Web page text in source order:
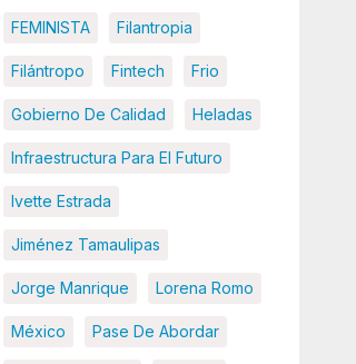
FEMINISTA Filantropia
Filántropo Fintech Frio
Gobierno De Calidad Heladas
Infraestructura Para El Futuro
Ivette Estrada
Jiménez Tamaulipas
Jorge Manrique Lorena Romo
México Pase De Abordar